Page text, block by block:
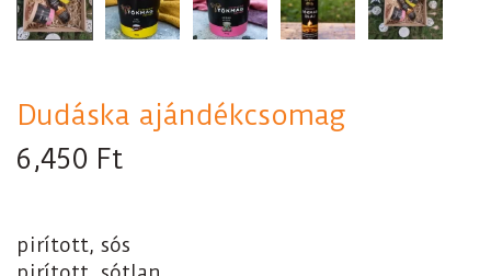
Dudáska ajándékcsomag
6,450 Ft
pirított, sós